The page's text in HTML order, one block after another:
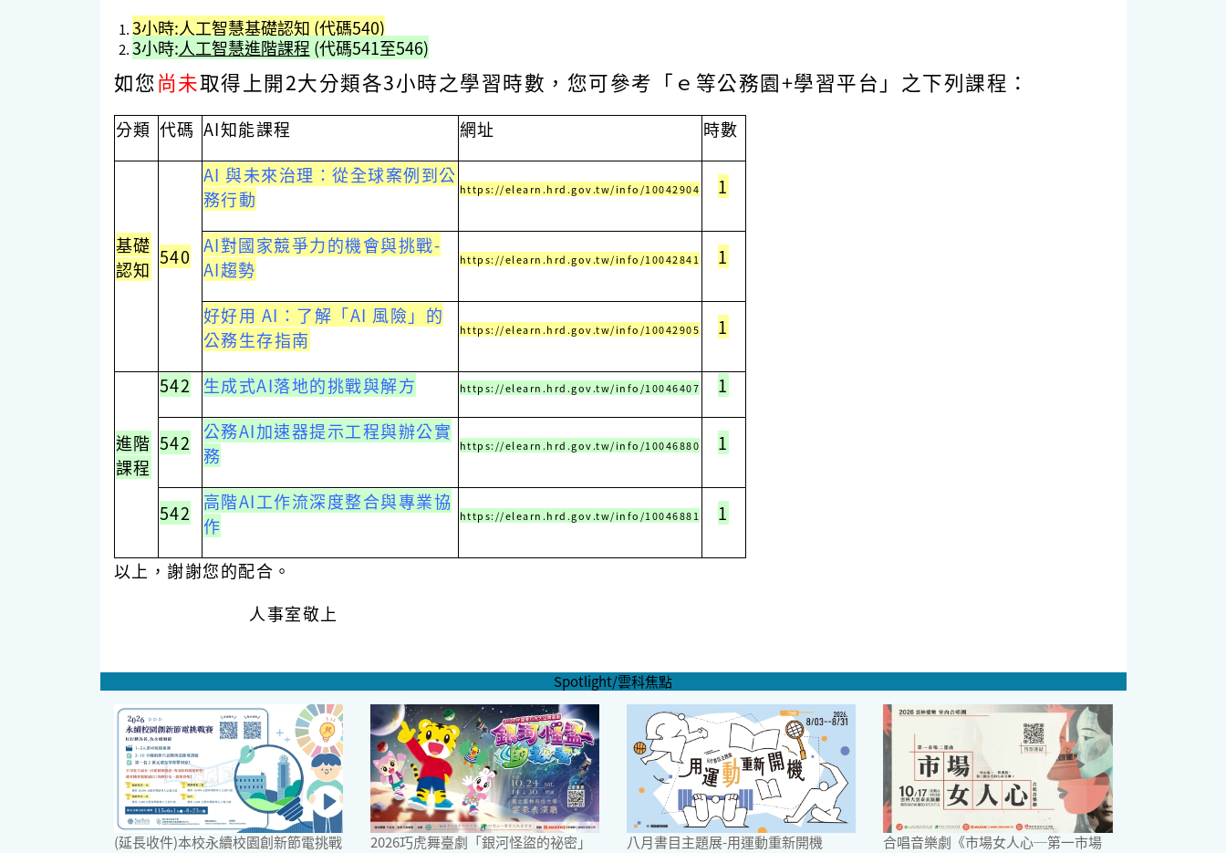
3小時:人工智慧基礎認知 (代碼540)
3小時:人工智慧進階課程 (代碼541至546)
如您尚未取得上開2大分類各3小時之學習時數，您可參考「ｅ等公務園+學習平台」之下列課程：
分類 代碼 AI知能課程 網址 時數
基礎
認知
540
AI 與未來治理：從全球案例到公
務行動
https://elearn.hrd.gov.tw/info/10042904 1
AI對國家競爭力的機會與挑戰-
AI趨勢
https://elearn.hrd.gov.tw/info/10042841 1
好好用 AI：了解「AI 風險」的
公務生存指南
https://elearn.hrd.gov.tw/info/10042905 1
進階
課程
542 生成式AI落地的挑戰與解方 https://elearn.hrd.gov.tw/info/10046407 1
542
公務AI加速器提示工程與辦公實
務
https://elearn.hrd.gov.tw/info/10046880 1
542
高階AI工作流深度整合與專業協
作
https://elearn.hrd.gov.tw/info/10046881 1
以上，謝謝您的配合。
人事室敬上
Spotlight/雲科焦點
(延長收件)本校永續校園創新節電挑戰
2026巧虎舞臺劇「銀河怪盜的祕密」 八月書目主題展-用運動重新開機
合唱音樂劇《市場女人心─第一市場